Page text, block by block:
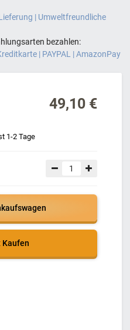
| Umweltfreundliche
bezahlen:
| PAYPAL | AmazonPay
49,10 €
1-2 Tage